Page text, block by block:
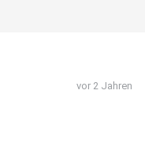
vor 2 Jahren